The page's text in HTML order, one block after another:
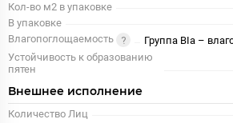
Кол-во м2 в упаковке
В упаковке
Влагопоглощаемость
Группа BIa –
Устойчивость к образованию
пятен
Внешнее исполнение
Количество Лиц